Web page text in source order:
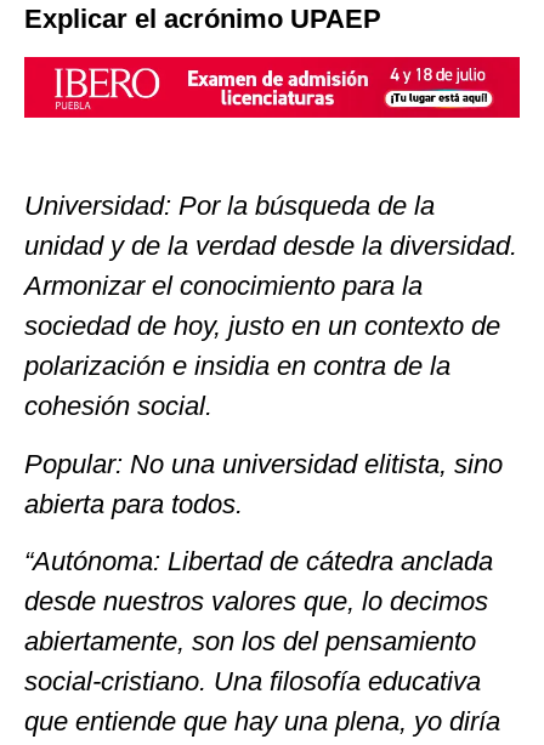
Explicar el acrónimo UPAEP
Universidad: Por la búsqueda de la
unidad y de la verdad desde la diversidad.
Armonizar el conocimiento para la
sociedad de hoy, justo en un contexto de
polarización e insidia en contra de la
cohesión social.
Popular: No una universidad elitista, sino
abierta para todos.
“Autónoma: Libertad de cátedra anclada
desde nuestros valores que, lo decimos
abiertamente, son los del pensamiento
social-cristiano. Una filosofía educativa
que entiende que hay una plena, yo diría